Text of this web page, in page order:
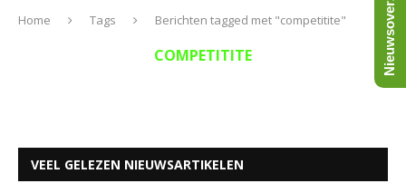
Home Tags Berichten tagged met "competitite"
COMPETITITE
VEEL GELEZEN NIEUWSARTIKELEN
Nieuwsoverzicht